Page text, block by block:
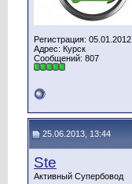
Регистрация: 05.01.2012
Адрес: Курск
Сообщений: 807
25.06.2013, 13:44
Ste
Активный Супербовод